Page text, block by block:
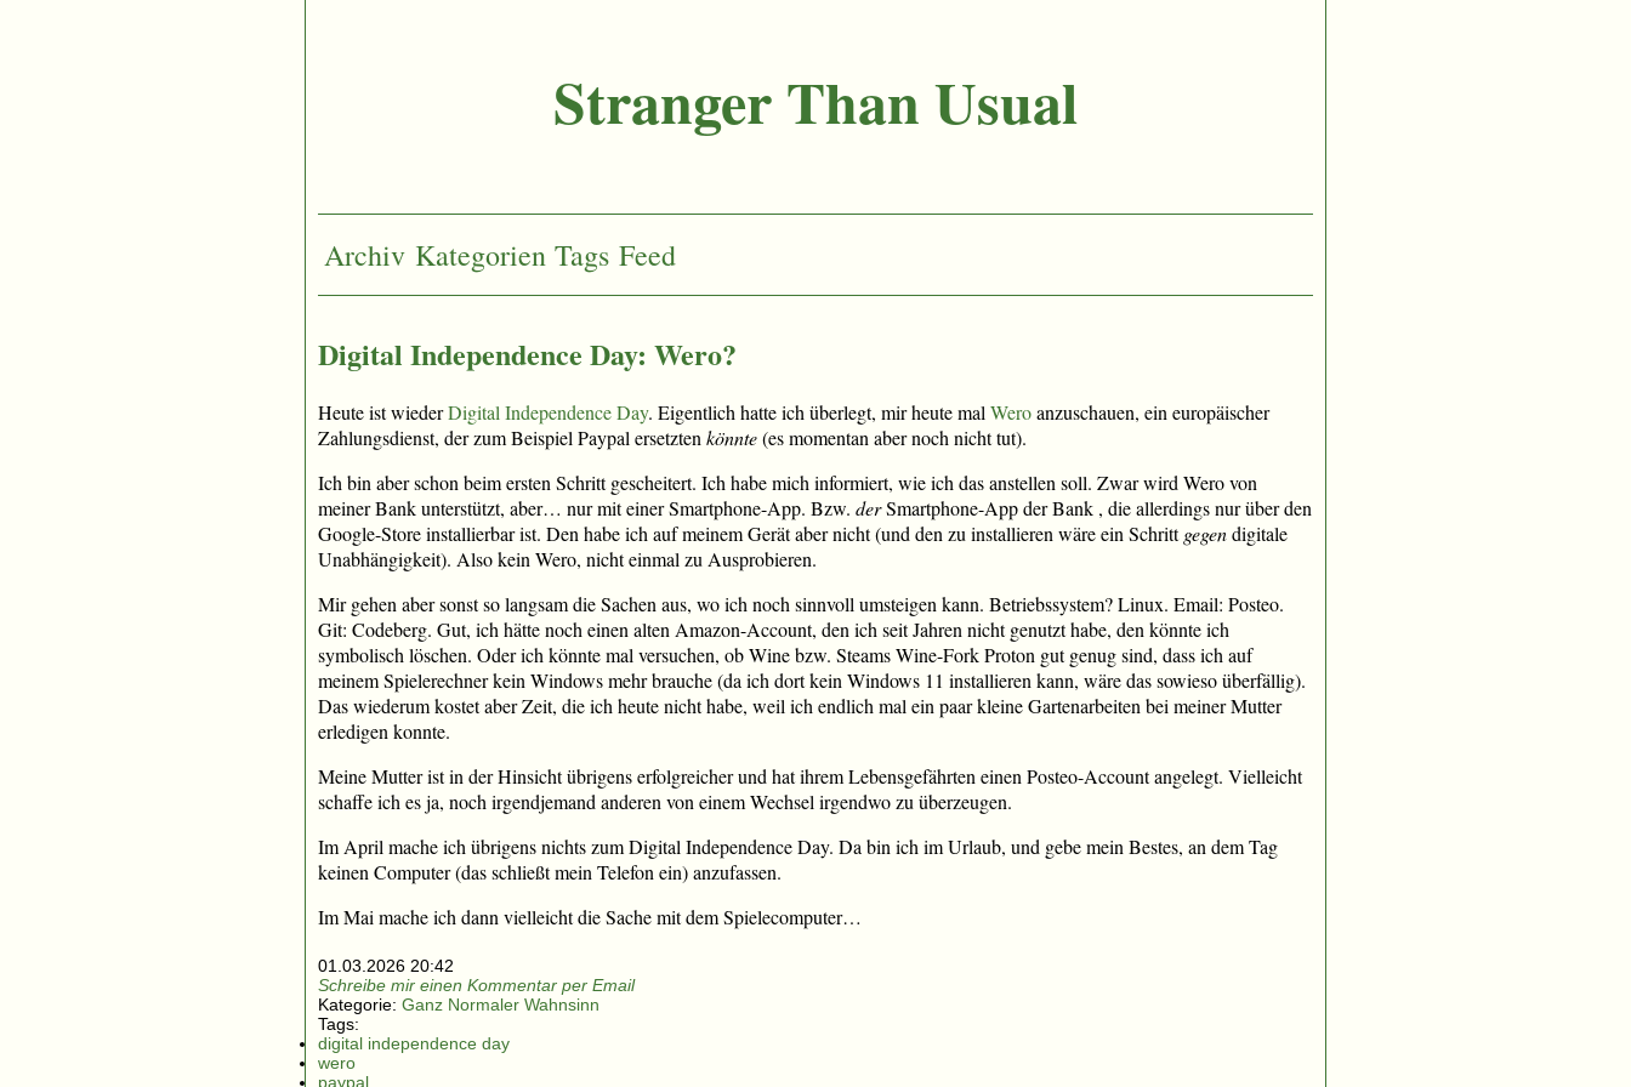
Stranger Than Usual
Archiv Kategorien Tags Feed
Digital Independence Day: Wero?
Heute ist wiederDigital Independence Day. Eigentlich hatte ich überlegt, mir heute mal Weroanzuschauen, ein europäischer
Zahlungsdienst, der zum Beispiel Paypal ersetzten könnte(es momentan aber noch nicht tut).
Ich bin aber schon beim ersten Schritt gescheitert. Ich habe mich informiert, wie ich das anstellen soll. Zwar wird Wero von
meiner Bank unterstützt, aber… nur mit einer Smartphone-App. Bzw. derSmartphone-App der Bank , die allerdings nur über den
Google-Store installierbar ist. Den habe ich auf meinem Gerät aber nicht (und den zu installieren wäre ein Schrittgegendigitale
Unabhängigkeit). Also kein Wero, nicht einmal zu Ausprobieren.
Mir gehen aber sonst so langsam die Sachen aus, wo ich noch sinnvoll umsteigen kann. Betriebssystem? Linux. Email: Posteo.
Git: Codeberg. Gut, ich hätte noch einen alten Amazon-Account, den ich seit Jahren nicht genutzt habe, den könnte ich
symbolisch löschen. Oder ich könnte mal versuchen, ob Wine bzw. Steams Wine-Fork Proton gut genug sind, dass ich auf
meinem Spielerechner kein Windows mehr brauche (da ich dort kein Windows 11 installieren kann, wäre das sowieso überfällig).
Das wiederum kostet aber Zeit, die ich heute nicht habe, weil ich endlich mal ein paar kleine Gartenarbeiten bei meiner Mutter
erledigen konnte.
Meine Mutter ist in der Hinsicht übrigens erfolgreicher und hat ihrem Lebensgefährten einen Posteo-Account angelegt. Vielleicht
schaffe ich es ja, noch irgendjemand anderen von einem Wechsel irgendwo zu überzeugen.
Im April mache ich übrigens nichts zum Digital Independence Day. Da bin ich im Urlaub, und gebe mein Bestes, an dem Tag
keinen Computer (das schließt mein Telefon ein) anzufassen.
Im Mai mache ich dann vielleicht die Sache mit dem Spielecomputer…
01.03.2026 20:42
Schreibe mir einen Kommentar per Email
Kategorie: Ganz Normaler Wahnsinn
Tags:
digital independence day
wero
paypal